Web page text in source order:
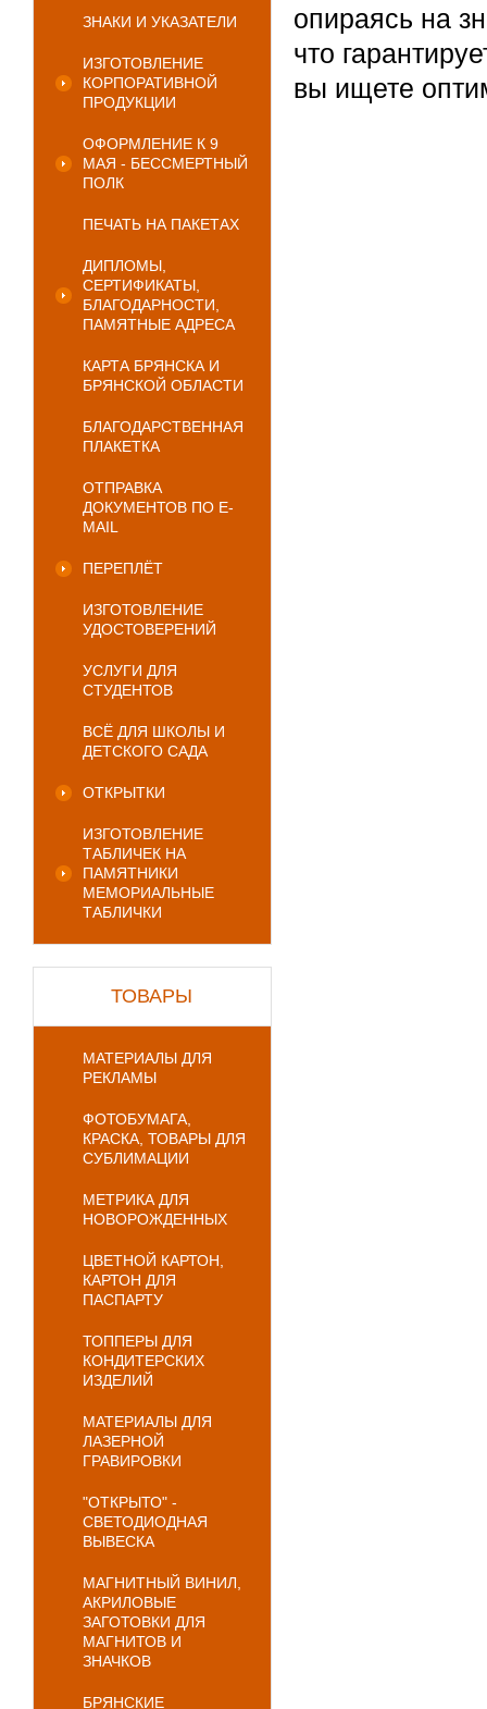
ЗНАКИ И УКАЗАТЕЛИ
ИЗГОТОВЛЕНИЕ
КОРПОРАТИВНОЙ
ПРОДУКЦИИ
ОФОРМЛЕНИЕ К 9
МАЯ - БЕССМЕРТНЫЙ
ПОЛК
ПЕЧАТЬ НА ПАКЕТАХ
ДИПЛОМЫ,
СЕРТИФИКАТЫ,
БЛАГОДАРНОСТИ,
ПАМЯТНЫЕ АДРЕСА
КАРТА БРЯНСКА И
БРЯНСКОЙ ОБЛАСТИ
БЛАГОДАРСТВЕННАЯ
ПЛАКЕТКА
ОТПРАВКА
ДОКУМЕНТОВ ПО E-
MAIL
ПЕРЕПЛЁТ
ИЗГОТОВЛЕНИЕ
УДОСТОВЕРЕНИЙ
УСЛУГИ ДЛЯ
СТУДЕНТОВ
ВСЁ ДЛЯ ШКОЛЫ И
ДЕТСКОГО САДА
ОТКРЫТКИ
ИЗГОТОВЛЕНИЕ
ТАБЛИЧЕК НА
ПАМЯТНИКИ
МЕМОРИАЛЬНЫЕ
ТАБЛИЧКИ
ТОВАРЫ
МАТЕРИАЛЫ ДЛЯ
РЕКЛАМЫ
ФОТОБУМАГА,
КРАСКА, ТОВАРЫ ДЛЯ
СУБЛИМАЦИИ
МЕТРИКА ДЛЯ
НОВОРОЖДЕННЫХ
ЦВЕТНОЙ КАРТОН,
КАРТОН ДЛЯ
ПАСПАРТУ
ТОППЕРЫ ДЛЯ
КОНДИТЕРСКИХ
ИЗДЕЛИЙ
МАТЕРИАЛЫ ДЛЯ
ЛАЗЕРНОЙ
ГРАВИРОВКИ
"ОТКРЫТО" -
СВЕТОДИОДНАЯ
ВЫВЕСКА
МАГНИТНЫЙ ВИНИЛ,
АКРИЛОВЫЕ
ЗАГОТОВКИ ДЛЯ
МАГНИТОВ И
ЗНАЧКОВ
БРЯНСКИЕ
опираясь на
что
вы ищете